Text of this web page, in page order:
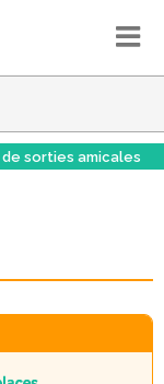
de sorties amicales